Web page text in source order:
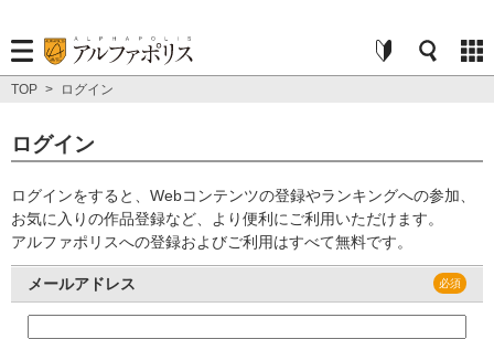
TOP > ログイン
ログイン
ログインをすると、Webコンテンツの登録やランキングへの参加、
お気に入りの作品登録など、より便利にご利用いただけます。
アルファポリスへの登録およびご利用はすべて無料です。
メールアドレス